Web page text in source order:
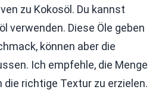
zu Kokosöl. Du kannst
verwenden. Diese Öle geben
können aber die
Ich empfehle, die Menge
die richtige Textur zu erzielen.